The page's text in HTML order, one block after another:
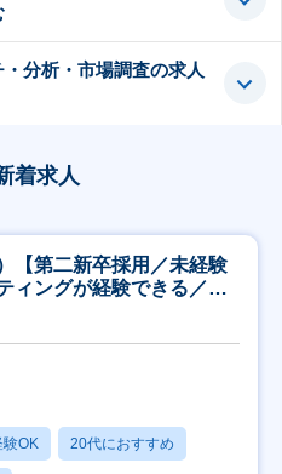
分析・市場調査の求人
着求人
【第二新卒採用／未経験
ィングが経験できる／研
OK 20代におすすめ